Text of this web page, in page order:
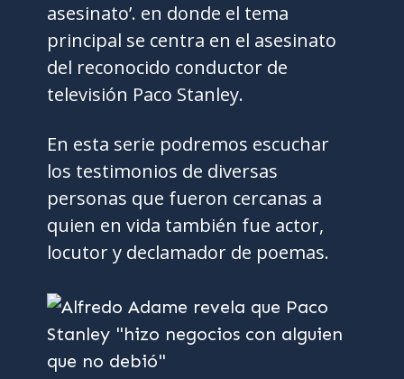
asesinato’. en donde el tema
principal se centra en el asesinato
del reconocido conductor de
televisión Paco Stanley.
En esta serie podremos escuchar
los testimonios de diversas
personas que fueron cercanas a
quien en vida también fue actor,
locutor y declamador de poemas.